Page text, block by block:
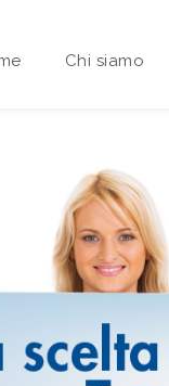
Chi siamo
Area